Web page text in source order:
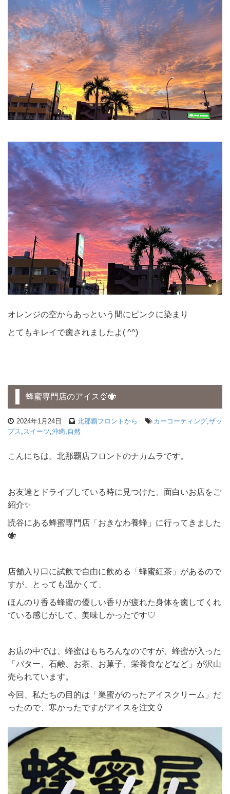
オレンジの空からあっという間にピンクに染まり
とてもキレイで癒されましたよ( ^^)
蜂蜜専門店のアイス🍨🐝
2024年1月24日 北那覇フロントから カーコーティング,ザッ
プス,スイーツ,沖縄,自然
こんにちは。北那覇店フロントのナカムラです。
お友達とドライブしている時に見つけた、面白いお店をご
紹介✨
読谷にある蜂蜜専門店「おきなわ養蜂」に行ってきました
🐝
店舗入り口に試飲で自由に飲める「蜂蜜紅茶」があるので
すが、とっても温かくて、
ほんのり香る蜂蜜の優しい香りが疲れた身体を癒してくれ
ている感じがして、美味しかったです♡
お店の中では、蜂蜜はもちろんなのですが、蜂蜜が入った
「バター、石鹸、お茶、お菓子、栄養食などなど」が沢山
売られています。
今回、私たちの目的は「巣蜜がのったアイスクリーム」だ
ったので、寒かったですがアイスを注文🍦